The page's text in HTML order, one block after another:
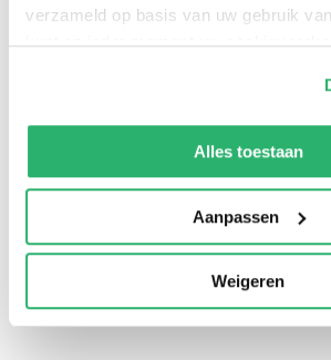
verzameld op basis van uw gebruik
kunt op ieder moment uw
We werken samen met13 derdendie
kunnen ontvangen en verwerken.
Alles toestaan
Aanpassen
Weigeren